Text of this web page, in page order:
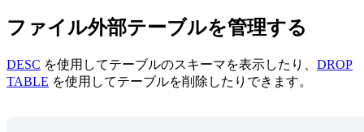
ファイル外部テーブルを管理する
DESC を使用してテーブルのスキーマを表示したり、 DROP
TABLE を使用してテーブルを削除したりできます。